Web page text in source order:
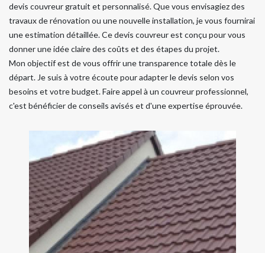
devis couvreur gratuit et personnalisé. Que vous envisagiez des
travaux de rénovation ou une nouvelle installation, je vous fournirai
une estimation détaillée. Ce devis couvreur est conçu pour vous
donner une idée claire des coûts et des étapes du projet.
Mon objectif est de vous offrir une transparence totale dès le
départ. Je suis à votre écoute pour adapter le devis selon vos
besoins et votre budget. Faire appel à un couvreur professionnel,
c'est bénéficier de conseils avisés et d'une expertise éprouvée.